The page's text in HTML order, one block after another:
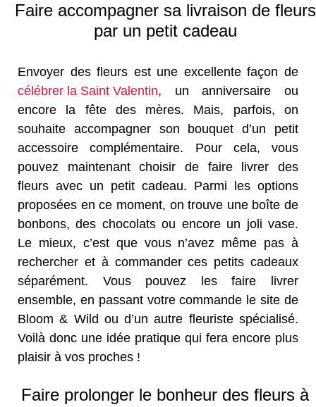
Faire accompagner sa livraison de fleurs
par un petit cadeau
Envoyer des fleurs est une excellente façon de
célébrer la Saint Valentin, un anniversaire ou
encore la fête des mères. Mais, parfois, on
souhaite accompagner son bouquet d’un petit
accessoire complémentaire. Pour cela, vous
pouvez maintenant choisir de faire livrer des
fleurs avec un petit cadeau. Parmi les options
proposées en ce moment, on trouve une boîte de
bonbons, des chocolats ou encore un joli vase.
Le mieux, c’est que vous n’avez même pas à
rechercher et à commander ces petits cadeaux
séparément. Vous pouvez les faire livrer
ensemble, en passant votre commande le site de
Bloom & Wild ou d’un autre fleuriste spécialisé.
Voilà donc une idée pratique qui fera encore plus
plaisir à vos proches !
Faire prolonger le bonheur des fleurs à